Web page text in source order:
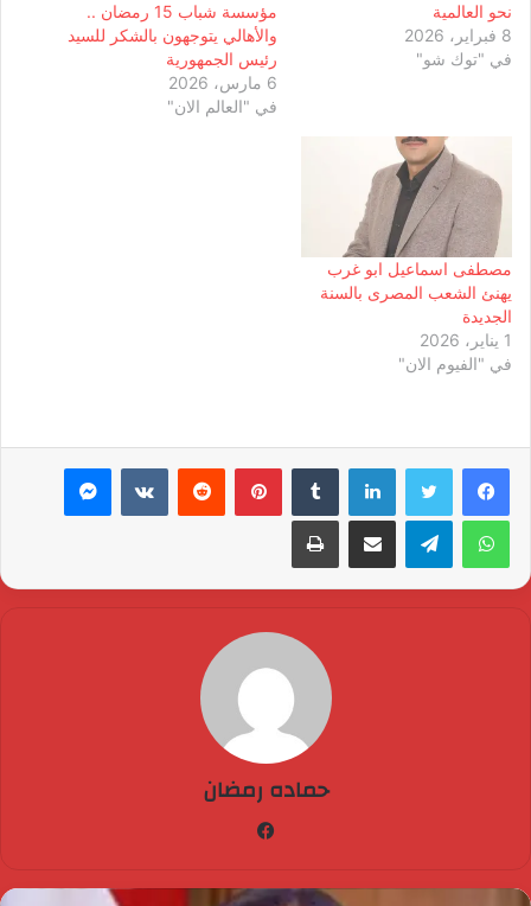
نحو العالمية
8 فبراير، 2026
في "توك شو"
مؤسسة شباب 15 رمضان ..
والأهالي يتوجهون بالشكر للسيد
رئيس الجمهورية
6 مارس، 2026
في "العالم الان"
مصطفى اسماعيل ابو غرب
يهنئ الشعب المصرى بالسنة
الجديدة
1 يناير، 2026
في "الفيوم الان"
لينكدإن بينتيريست ماسنجر
واتساب تيلقرام مشاركة عبر البريد طباعة
حماده رمضان